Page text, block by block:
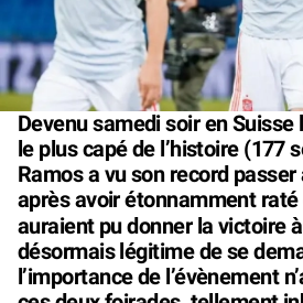
Devenu samedi soir en
le plus capé de l’histoire (177
Ramos a vu son record
après avoir étonnamment
auraient pu donner la victoire
désormais légitime de se
l’importance de l’évènement